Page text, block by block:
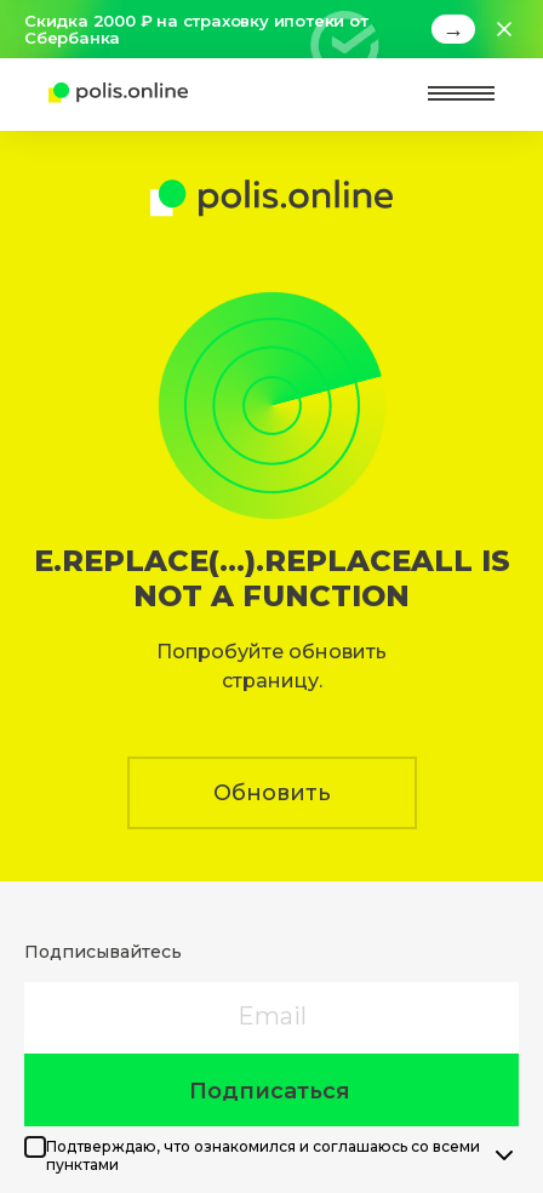
Скидка 2000 ₽ на страховку ипотеки от
Сбербанка
→
E.REPLACE(...).REPLACEALL IS
NOT A FUNCTION
Попробуйте обновить
страницу.
Обновить
Подписывайтесь
Подписаться
Подтверждаю, что ознакомился и соглашаюсь со всеми
пунктами